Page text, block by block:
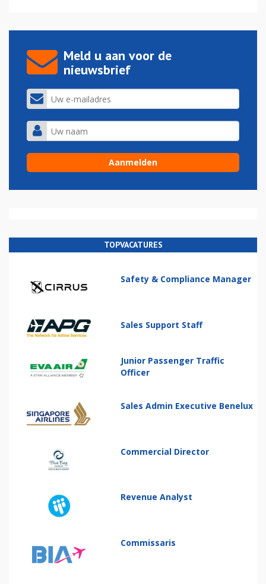
Meld u aan voor de
nieuwsbrief
TOPVACATURES
Safety & Compliance Manager
Sales Support Staff
Junior Passenger Traffic
Officer
Sales Admin Executive Benelux
Commercial Director
Revenue Analyst
Commissaris